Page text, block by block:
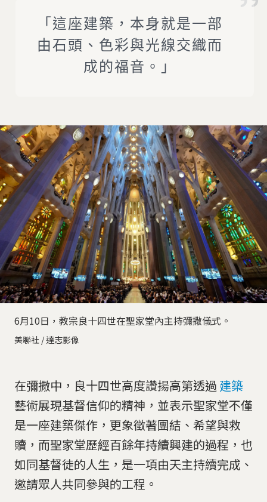
「這座建築，本身就是一部
由石頭、色彩與光線交織而
成的福音。」
6月10日，教宗良十四世在聖家堂內主持彌撒儀式。
美聯社 / 達志影像
在彌撒中，良十四世高度讚揚高第透過 建築
藝術展現基督信仰的精神，並表示聖家堂不僅
是一座建築傑作，更象徵著團結、希望與救
贖，而聖家堂歷經百餘年持續興建的過程，也
如同基督徒的人生，是一項由天主持續完成、
邀請眾人共同參與的工程。